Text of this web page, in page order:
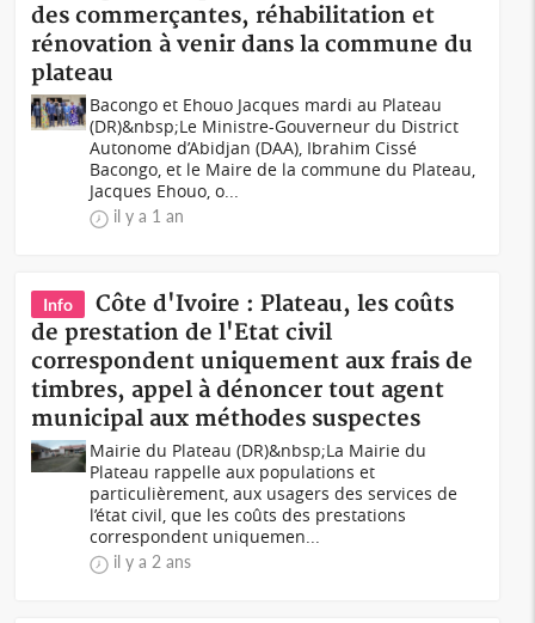
des commerçantes, réhabilitation et
rénovation à venir dans la commune du
plateau
Bacongo et Ehouo Jacques mardi au Plateau
(DR)&nbsp;Le Ministre-Gouverneur du District
Autonome d’Abidjan (DAA), Ibrahim Cissé
Bacongo, et le Maire de la commune du Plateau,
Jacques Ehouo, o...
il y a 1 an
Info
Côte d'Ivoire : Plateau, les coûts
de prestation de l'Etat civil
correspondent uniquement aux frais de
timbres, appel à dénoncer tout agent
municipal aux méthodes suspectes
Mairie du Plateau (DR)&nbsp;La Mairie du
Plateau rappelle aux populations et
particulièrement, aux usagers des services de
l’état civil, que les coûts des prestations
correspondent uniquemen...
il y a 2 ans